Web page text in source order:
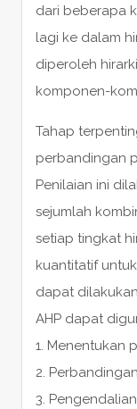
dari beberapa
lagi ke dalam
diperoleh
komponen-
Tahap
perbandingan
Penilaian ini
sejumlah
setiap tingkat
kuantitatif
dapat
AHP dapat
1. Menentukan
2.
3.